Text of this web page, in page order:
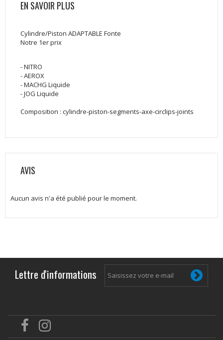
EN SAVOIR PLUS
Cylindre/Piston ADAPTABLE Fonte
Notre 1er prix
- NITRO
- AEROX
- MACHG Liquide
- JOG Liquide
Composition : cylindre-piston-segments-axe-circlips-joints
AVIS
Aucun avis n'a été publié pour le moment.
Lettre d'informations